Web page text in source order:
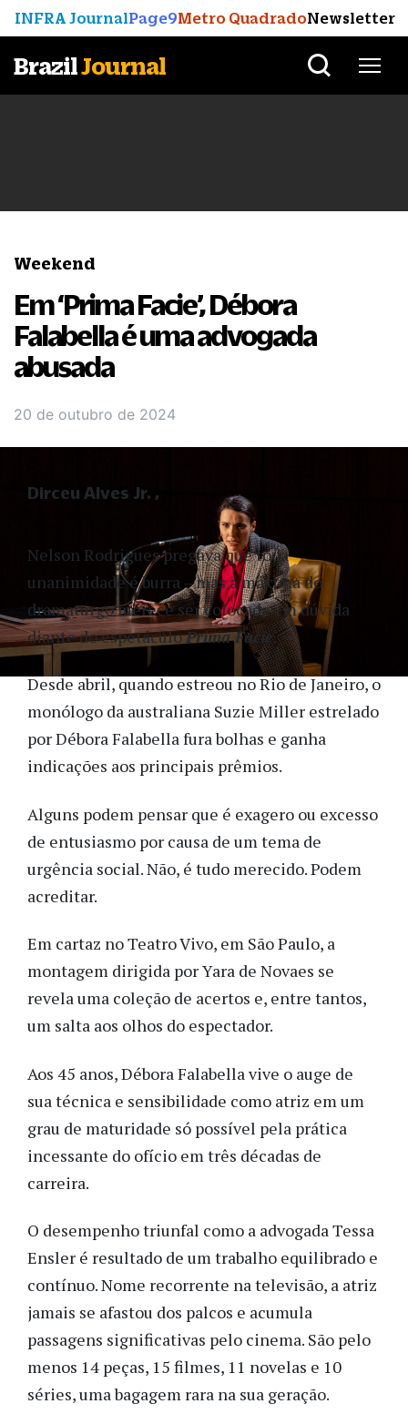
INFRA JournalPage9Metro QuadradoNewsletter
BrazilJournal
Weekend
Em ‘Prima Facie’, Débora
Falabella é uma advogada
abusada
20 de outubro de 2024
Nelson Rodrigues pregava que toda
unanimidade é burra – mas a máxima do
dramaturgo merece ser colocada em dúvida
diante do espetáculoPrima Facie.
Desde abril, quando estreou no Rio de Janeiro, o
monólogo da australiana Suzie Miller estrelado
por Débora Falabella fura bolhas e ganha
indicações aos principais prêmios.
Alguns podem pensar que é exagero ou excesso
de entusiasmo por causa de um tema de
urgência social. Não, é tudo merecido. Podem
acreditar.
Em cartaz no Teatro Vivo, em São Paulo, a
montagem dirigida por Yara de Novaes se
revela uma coleção de acertos e, entre tantos,
um salta aos olhos do espectador.
Aos 45 anos, Débora Falabella vive o auge de
sua técnica e sensibilidade como atriz em um
grau de maturidade só possível pela prática
incessante do ofício em três décadas de
carreira.
O desempenho triunfal como a advogada Tessa
Ensler é resultado de um trabalho equilibrado e
contínuo. Nome recorrente na televisão, a atriz
jamais se afastou dos palcos e acumula
passagens significativas pelo cinema. São pelo
menos 14 peças, 15 filmes, 11 novelas e 10
séries, uma bagagem rara na sua geração.
Dirceu Alves Jr.